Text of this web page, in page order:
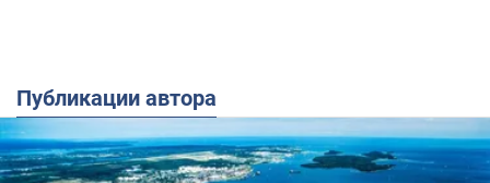
Публикации автора